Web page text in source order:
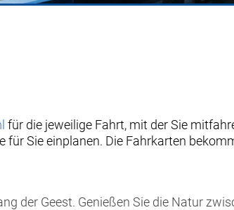
für die jeweilige Fahrt, mit der Sie
Sie einplanen. Die Fahrkarten
der Geest. Genießen Sie die Natur